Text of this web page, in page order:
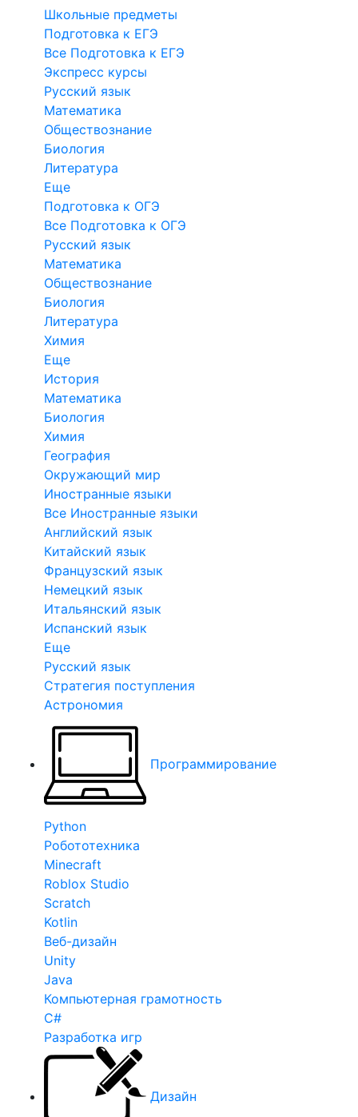
Школьные предметы
Подготовка к ЕГЭ
Все Подготовка к ЕГЭ
Экспресс курсы
Русский язык
Математика
Обществознание
Биология
Литература
Еще
Подготовка к ОГЭ
Все Подготовка к ОГЭ
Русский язык
Математика
Обществознание
Биология
Литература
Химия
Еще
История
Математика
Биология
Химия
География
Окружающий мир
Иностранные языки
Все Иностранные языки
Английский язык
Китайский язык
Французский язык
Немецкий язык
Итальянский язык
Испанский язык
Еще
Русский язык
Стратегия поступления
Астрономия
Программирование
Python
Робототехника
Minecraft
Roblox Studio
Scratch
Kotlin
Веб-дизайн
Unity
Java
Компьютерная грамотность
C#
Разработка игр
Дизайн